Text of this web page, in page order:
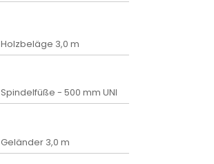
Holzbeläge 3,0 m
Spindelfüße - 500 mm UNI
Geländer 3,0 m